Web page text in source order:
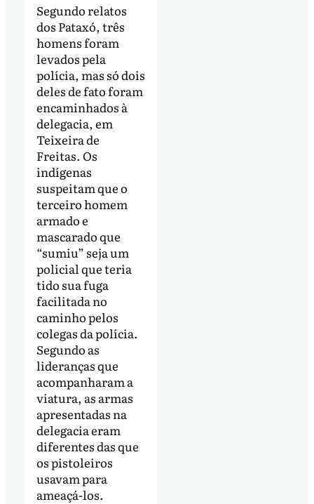
Segundo relatos
dos Pataxó, três
homens foram
levados pela
polícia, mas só dois
deles de fato foram
encaminhados à
delegacia, em
Teixeira de
Freitas. Os
indígenas
suspeitam que o
terceiro homem
armado e
mascarado que
“sumiu” seja um
policial que teria
tido sua fuga
facilitada no
caminho pelos
colegas da polícia.
Segundo as
lideranças que
acompanharam a
viatura, as armas
apresentadas na
delegacia eram
diferentes das que
os pistoleiros
usavam para
ameaçá-los.